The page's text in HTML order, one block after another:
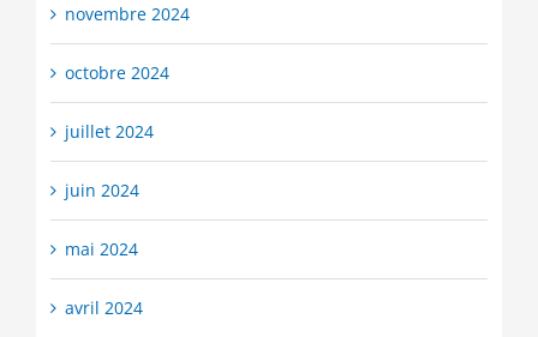
novembre 2024
octobre 2024
juillet 2024
juin 2024
mai 2024
avril 2024